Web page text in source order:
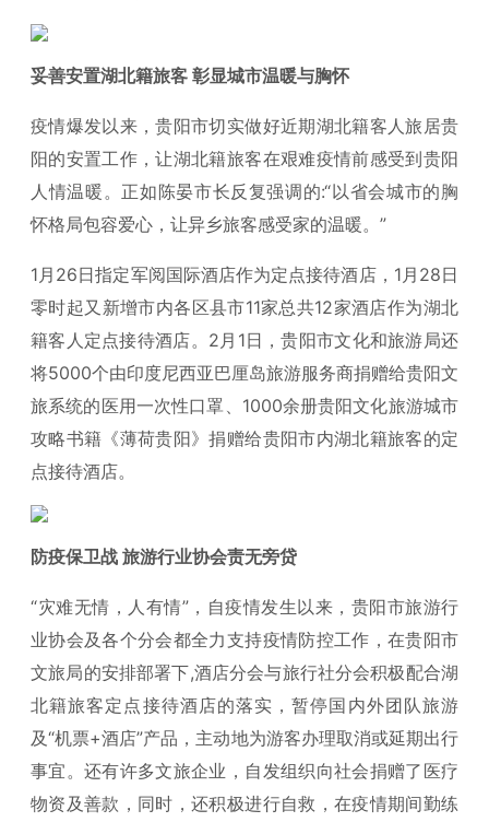
妥善安置湖北籍旅客 彰显城市温暖与胸怀
疫情爆发以来，贵阳市切实做好近期湖北籍客人旅居贵
阳的安置工作，让湖北籍旅客在艰难疫情前感受到贵阳
人情温暖。正如陈晏市长反复强调的:“以省会城市的胸
怀格局包容爱心，让异乡旅客感受家的温暖。”
1月26日指定军阅国际酒店作为定点接待酒店，1月28日
零时起又新增市内各区县市11家总共12家酒店作为湖北
籍客人定点接待酒店。2月1日，贵阳市文化和旅游局还
将5000个由印度尼西亚巴厘岛旅游服务商捐赠给贵阳文
旅系统的医用一次性口罩、1000余册贵阳文化旅游城市
攻略书籍《薄荷贵阳》捐赠给贵阳市内湖北籍旅客的定
点接待酒店。
防疫保卫战 旅游行业协会责无旁贷
“灾难无情，人有情”，自疫情发生以来，贵阳市旅游行
业协会及各个分会都全力支持疫情防控工作，在贵阳市
文旅局的安排部署下,酒店分会与旅行社分会积极配合湖
北籍旅客定点接待酒店的落实，暂停国内外团队旅游
及“机票+酒店”产品，主动地为游客办理取消或延期出行
事宜。还有许多文旅企业，自发组织向社会捐赠了医疗
物资及善款，同时，还积极进行自救，在疫情期间勤练